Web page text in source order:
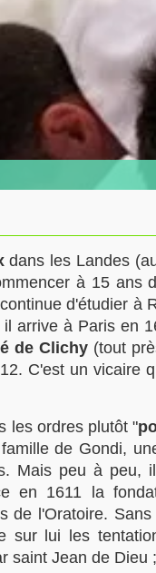
dans les Landes
à 15
d'étudier à
arrive à Paris en
de Clichy (tout
C'est un vicaire
les ordres plutôt "
de Gondi,
Mais peu à
en 1611 la
l'Oratoire.
lui les
saint Jean de Dieu